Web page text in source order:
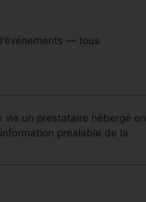
— tous
via un prestataire hébergé en
préalable de la